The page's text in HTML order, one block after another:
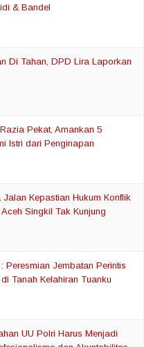
& Bandel
Di Tahan, DPD Lira Laporkan
Pekat, Amankan 5
Istri dari Penginapan
Kepastian Hukum Konflik
Singkil Tak Kunjung
Peresmian Jembatan Perintis
Tanah Kelahiran Tuanku
UU Polri Harus Menjadi